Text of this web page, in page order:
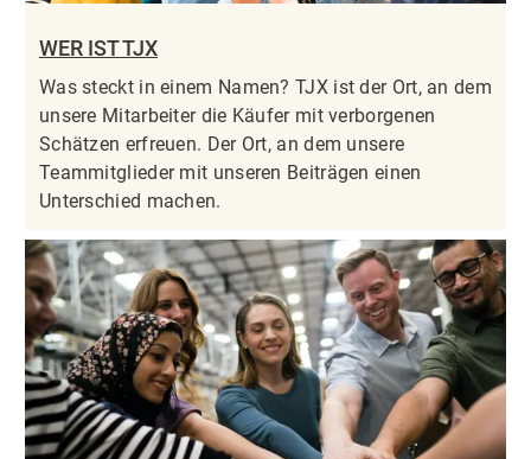
WER IST TJX
Was steckt in einem Namen? TJX ist der Ort, an dem
unsere Mitarbeiter die Käufer mit verborgenen
Schätzen erfreuen. Der Ort, an dem unsere
Teammitglieder mit unseren Beiträgen einen
Unterschied machen.